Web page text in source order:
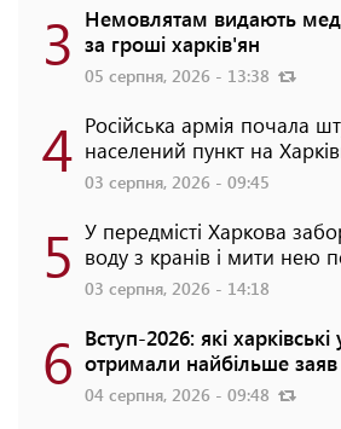
3 Немовлятам видають
за гроші харків'ян
05 серпня, 2026 - 13:38
4 Російська армія почала
населений пункт на
03 серпня, 2026 - 09:45
5 У передмісті Харкова
воду з кранів і мити нею
03 серпня, 2026 - 14:18
6 Вступ-2026: які харківські
отримали найбільше заяв
04 серпня, 2026 - 09:48